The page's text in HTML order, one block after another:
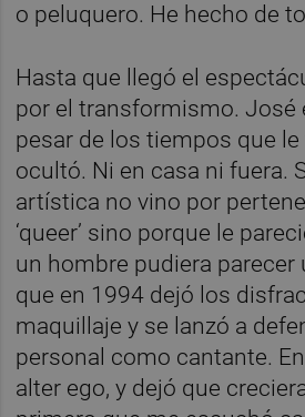
o peluquero. He hecho de
Hasta que llegó el
por el transformismo. José
pesar de los tiempos que le
ocultó. Ni en casa ni fuera.
artística no vino por
‘queer’ sino porque le
un hombre pudiera parecer
que en 1994 dejó los
maquillaje y se lanzó a
personal como cantante.
alter ego, y dejó que